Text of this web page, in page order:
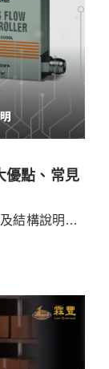
優點、常見
結構說明就
基本概
常見問題，